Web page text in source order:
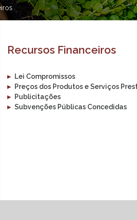
Recursos Financeiros
▸
Lei Compromissos
▸
Preços dos Produtos e Serviços
▸
Publicitações
▸ Subvenções Públicas Concedidas